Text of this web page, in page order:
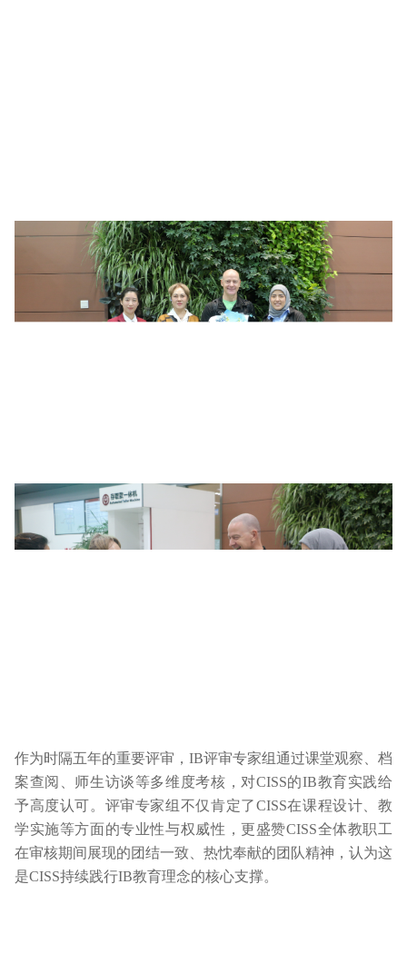
作为时隔五年的重要评审，IB评审专家组通过课堂观察、档
案查阅、师生访谈等多维度考核，对CISS的IB教育实践给
予高度认可。评审专家组不仅肯定了CISS在课程设计、教
学实施等方面的专业性与权威性，更盛赞CISS全体教职工
在审核期间展现的团结一致、热忱奉献的团队精神，认为这
是CISS持续践行IB教育理念的核心支撑。